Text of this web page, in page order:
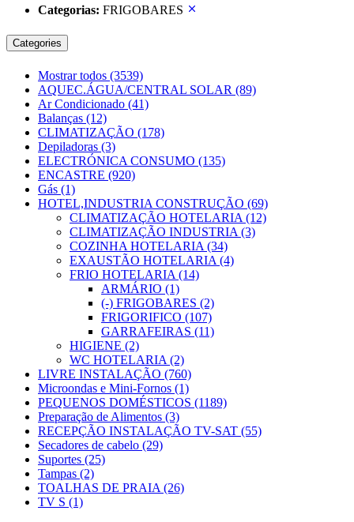
Categorias: FRIGOBARES
Categories
Mostrar todos (3539)
AQUEC.ÁGUA/CENTRAL SOLAR (89)
Ar Condicionado (41)
Balanças (12)
CLIMATIZAÇÃO (178)
Depiladoras (3)
ELECTRÓNICA CONSUMO (135)
ENCASTRE (920)
Gás (1)
HOTEL,INDUSTRIA CONSTRUÇÃO (69)
CLIMATIZAÇÃO HOTELARIA (12)
CLIMATIZAÇÃO INDUSTRIA (3)
COZINHA HOTELARIA (34)
EXAUSTÃO HOTELARIA (4)
FRIO HOTELARIA (14)
ARMÁRIO (1)
(-) FRIGOBARES (2)
FRIGORIFICO (107)
GARRAFEIRAS (11)
HIGIENE (2)
WC HOTELARIA (2)
LIVRE INSTALAÇÃO (760)
Microondas e Mini-Fornos (1)
PEQUENOS DOMÉSTICOS (1189)
Preparação de Alimentos (3)
RECEPÇÃO INSTALAÇÃO TV-SAT (55)
Secadores de cabelo (29)
Suportes (25)
Tampas (2)
TOALHAS DE PRAIA (26)
TV S (1)